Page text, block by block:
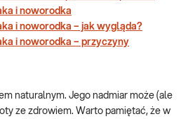
i noworodka
i noworodka – jak wygląda?
i noworodka – przyczyny
naturalnym. Jego nadmiar może (ale
ze zdrowiem. Warto pamiętać, że w